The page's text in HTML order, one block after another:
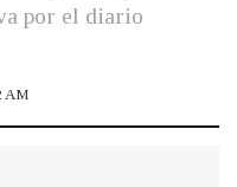
por el diario
AM